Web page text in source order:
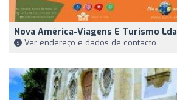
Nova América-Viagens E Turismo Lda
Ver endereço e dados de contacto